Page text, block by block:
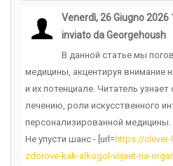
Venerdì, 26 Giugno 2026
inviato da Georgehoush
В данной статье мы
медицины, акцентируя внимание
и их потенциале. Читатель
лечению, роли искусственного
персонализированной медицины.
Не упусти шанс - [url=https://
zdorove-kak-alkogol-vlijaet-na-